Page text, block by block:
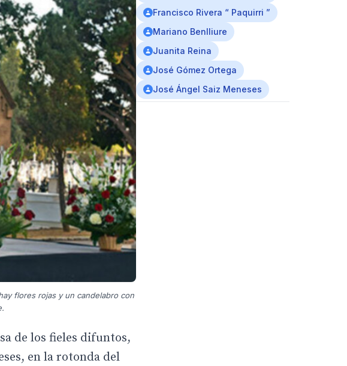
flores rojas y un candelabro con
de los fieles difuntos,
en la rotonda del
Francisco Rivera “ Paquirri ”
Mariano Benlliure
Juanita Reina
José Gómez Ortega
José Ángel Saiz Meneses